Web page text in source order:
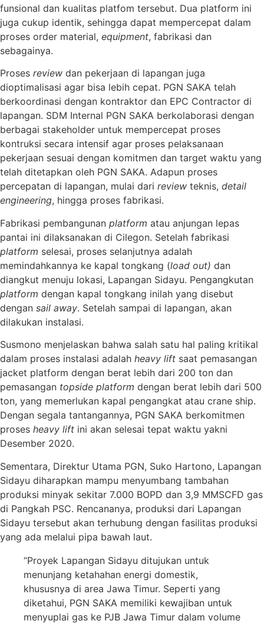
funsional dan kualitas platfom tersebut. Dua platform ini
juga cukup identik, sehingga dapat mempercepat dalam
proses order material, equipment, fabrikasi dan
sebagainya.
Proses review dan pekerjaan di lapangan juga
dioptimalisasi agar bisa lebih cepat. PGN SAKA telah
berkoordinasi dengan kontraktor dan EPC Contractor di
lapangan. SDM Internal PGN SAKA berkolaborasi dengan
berbagai stakeholder untuk mempercepat proses
kontruksi secara intensif agar proses pelaksanaan
pekerjaan sesuai dengan komitmen dan target waktu yang
telah ditetapkan oleh PGN SAKA. Adapun proses
percepatan di lapangan, mulai dari review teknis, detail
engineering, hingga proses fabrikasi.
Fabrikasi pembangunan platform atau anjungan lepas
pantai ini dilaksanakan di Cilegon. Setelah fabrikasi
platform selesai, proses selanjutnya adalah
memindahkannya ke kapal tongkang (load out) dan
diangkut menuju lokasi, Lapangan Sidayu. Pengangkutan
platform dengan kapal tongkang inilah yang disebut
dengan sail away. Setelah sampai di lapangan, akan
dilakukan instalasi.
Susmono menjelaskan bahwa salah satu hal paling kritikal
dalam proses instalasi adalah heavy lift saat pemasangan
jacket platform dengan berat lebih dari 200 ton dan
pemasangan topside platform dengan berat lebih dari 500
ton, yang memerlukan kapal pengangkat atau crane ship.
Dengan segala tantangannya, PGN SAKA berkomitmen
proses heavy lift ini akan selesai tepat waktu yakni
Desember 2020.
Sementara, Direktur Utama PGN, Suko Hartono, Lapangan
Sidayu diharapkan mampu menyumbang tambahan
produksi minyak sekitar 7.000 BOPD dan 3,9 MMSCFD gas
di Pangkah PSC. Rencananya, produksi dari Lapangan
Sidayu tersebut akan terhubung dengan fasilitas produksi
yang ada melalui pipa bawah laut.
“Proyek Lapangan Sidayu ditujukan untuk
menunjang ketahahan energi domestik,
khususnya di area Jawa Timur. Seperti yang
diketahui, PGN SAKA memiliki kewajiban untuk
menyuplai gas ke PJB Jawa Timur dalam volume